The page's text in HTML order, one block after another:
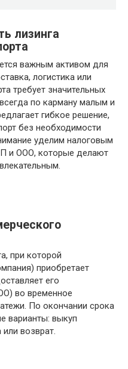
лизинга
важным активом для
логистика или
требует значительных
по карману малым и
гибкое решение,
без необходимости
уделим налоговым
и ООО, которые делают
при которой
приобретает
его
во временное
По окончании срока
варианты: выкуп
возврат.